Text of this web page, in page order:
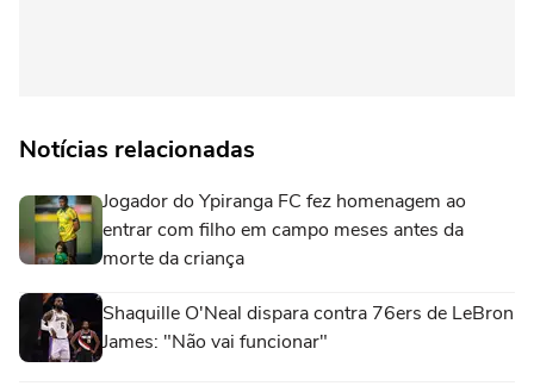
Notícias relacionadas
Jogador do Ypiranga FC fez homenagem ao
entrar com filho em campo meses antes da
morte da criança
Shaquille O'Neal dispara contra 76ers de LeBron
James: "Não vai funcionar"